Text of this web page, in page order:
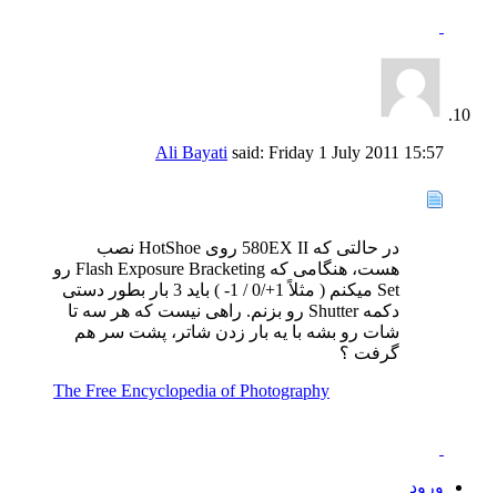
Ali Bayati said: Friday 1 July 2011 15:57
در حالتی که 580EX II روی HotShoe نصب
هست، هنگامی که Flash Exposure Bracketing رو
Set میکنم ( مثلاً 1+/0 / 1- ) باید 3 بار بطور دستی
دکمه Shutter رو بزنم. راهی نیست که هر سه تا
شات رو بشه با یه بار زدن شاتر، پشت سر هم
گرفت ؟
The Free Encyclopedia of Photography
ورود